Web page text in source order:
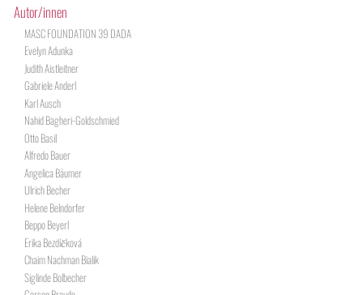
Autor/innen
MASC FOUNDATION 39 DADA
Evelyn Adunka
Judith Aistleitner
Gabriele Anderl
Karl Ausch
Nahid Bagheri-Goldschmied
Otto Basil
Alfredo Bauer
Angelica Bäumer
Ulrich Becher
Helene Belndorfer
Beppo Beyerl
Erika Bezdíčková
Chaim Nachman Bialik
Siglinde Bolbecher